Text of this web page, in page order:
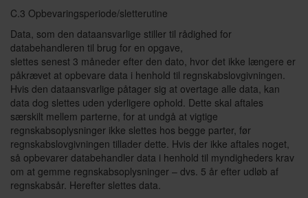
C.3 Opbevaringsperiode/sletterutine
Data, som den dataansvarlige stiller til rådighed for
databehandleren til brug for en opgave,
slettes senest 3 måneder efter den dato, hvor det ikke længere er
påkrævet at opbevare data i henhold til regnskabslovgivningen.
Hvis den dataansvarlige påtager sig at overtage alle data, kan
data dog slettes uden yderligere ophold. Dette skal aftales
særskilt mellem parterne, for at undgå at vigtige
regnskabsoplysninger ikke slettes hos begge parter, før
regnskabslovgivningen tillader dette. Hvis der ikke aftales noget,
så opbevarer databehandler data i henhold til myndigheders krav
om at gemme regnskabsoplysninger – dvs. 5 år efter udløb af
regnskabsår. Herefter slettes data.